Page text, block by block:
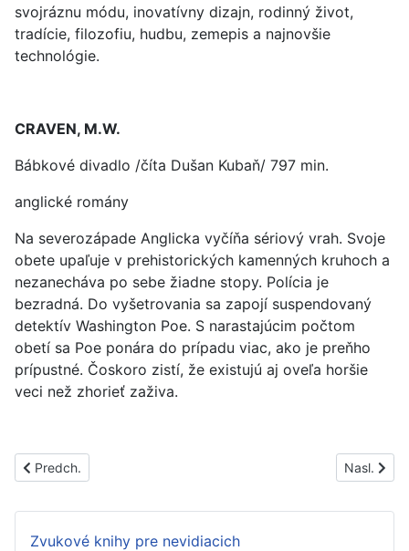
svojráznu módu, inovatívny dizajn, rodinný život,
tradície, filozofiu, hudbu, zemepis a najnovšie
technológie.
CRAVEN, M.W.
Bábkové divadlo /číta Dušan Kubaň/ 797 min.
anglické romány
Na severozápade Anglicka vyčíňa sériový vrah. Svoje
obete upaľuje v prehistorických kamenných kruhoch a
nezanecháva po sebe žiadne stopy. Polícia je
bezradná. Do vyšetrovania sa zapojí suspendovaný
detektív Washington Poe. S narastajúcim počtom
obetí sa Poe ponára do prípadu viac, ako je preňho
prípustné. Čoskoro zistí, že existujú aj oveľa horšie
veci než zhorieť zaživa.
Predchádzajúci článok: PS1475C
Predch. Nasl.
Zvukové knihy pre nevidiacich